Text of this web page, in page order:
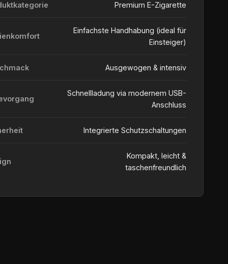
Premium E-Zigarette
Einfachste Handhabung (ideal für
Einsteiger)
Ausgewogen & intensiv
Schnellladung via modernem USB-
Anschluss
Integrierte Schutzschaltungen
Kompakt, leicht &
taschenfreundlich